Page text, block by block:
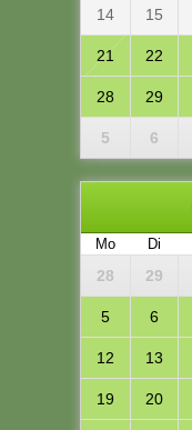
14 15
21 22
28 29
5 6
Mo Di
28 29
5 6
12 13
19 20